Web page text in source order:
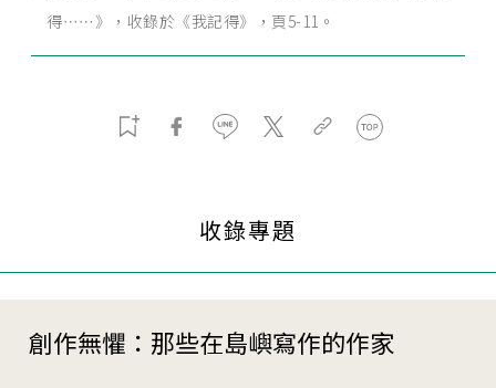
得⋯⋯》，收錄於《我記得》，頁5-11。
收錄專題
創作無懼：那些在島嶼寫作的作家